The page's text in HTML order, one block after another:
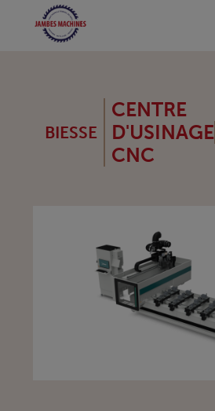
BIESSE
CENTRE
D'USINAGE
CNC